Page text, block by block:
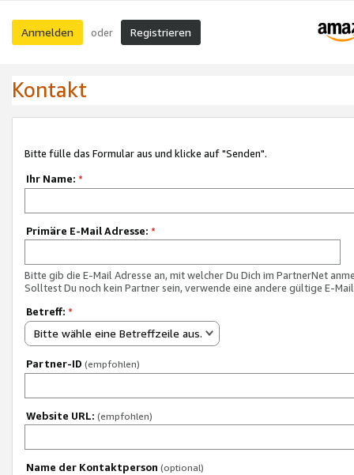
Anmelden oder Registrieren
Kontakt
Bitte fülle das Formular aus und klicke auf "Senden".
Ihr Name: *
Primäre E-Mail Adresse: *
Bitte gib die E-Mail Adresse an, mit welcher Du Dich im PartnerNet
Solltest Du noch kein Partner sein, verwende eine andere gültige E-
Betreff: *
Bitte wähle eine Betreffzeile aus.
Partner-ID (empfohlen)
Website URL: (empfohlen)
Name der Kontaktperson (optional)